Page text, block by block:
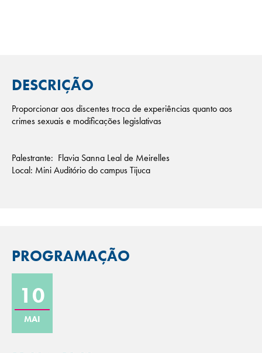
DESCRIÇÃO
Proporcionar aos discentes troca de experiências quanto aos
crimes sexuais e modificações legislativas
Palestrante: Flavia Sanna Leal de Meirelles
Local: Mini Auditório do campus Tijuca
PROGRAMAÇÃO
10
MAI